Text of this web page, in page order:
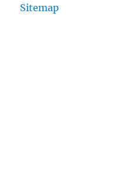
Sitemap